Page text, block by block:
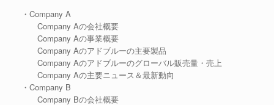
・Company A
Company Aの会社概要
Company Aの事業概要
Company Aのアドブルーの主要製品
Company Aのアドブルーのグローバル販売量・売上
Company Aの主要ニュース＆最新動向
・Company B
Company Bの会社概要